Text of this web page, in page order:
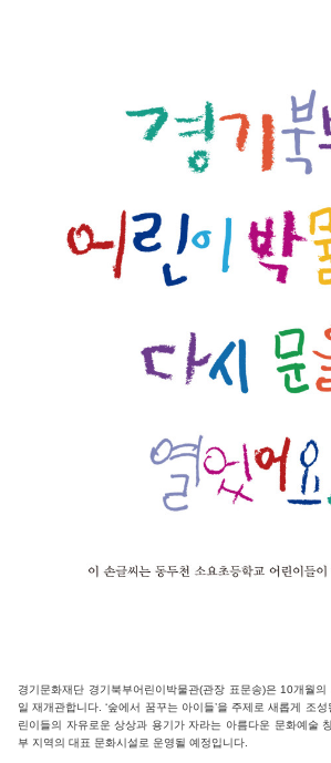
경기문화재단 경기북부어린이박물관(관장 표문송)은 10개월
일 재개관합니다. ‘숲에서 꿈꾸는 아이들’을 주제로 새롭게 조
린이들의 자유로운 상상과 용기가 자라는 아름다운 문화예술
부 지역의 대표 문화시설로 운영될 예정입니다.